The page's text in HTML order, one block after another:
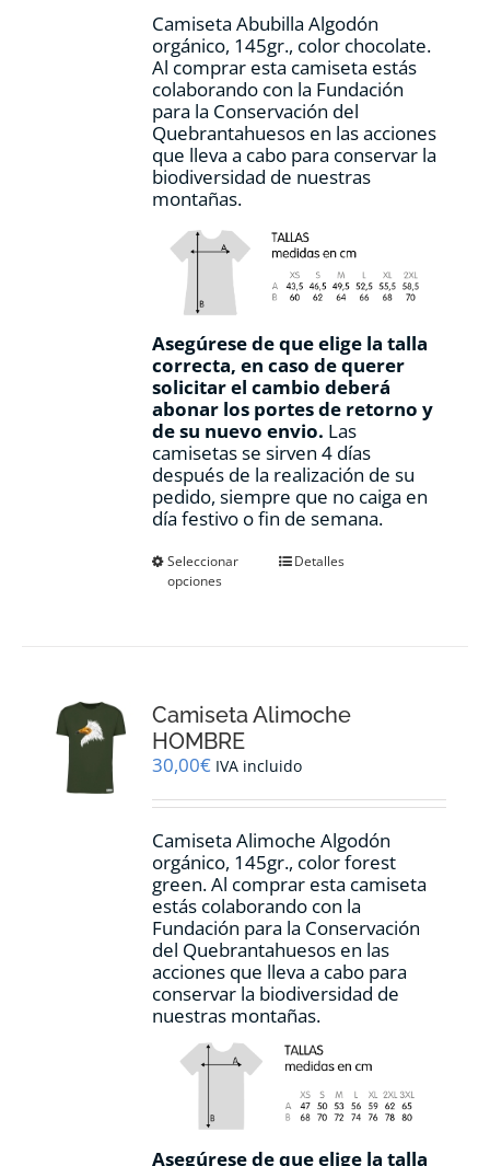
página
de
producto
Camiseta Abubilla Algodón
orgánico, 145gr., color chocolate.
Al comprar esta camiseta estás
colaborando con la Fundación
para la Conservación del
Quebrantahuesos en las acciones
que lleva a cabo para conservar la
biodiversidad de nuestras
montañas.
Asegúrese de que elige la talla
correcta, en caso de querer
solicitar el cambio deberá
abonar los portes de retorno y
de su nuevo envio. Las
camisetas se sirven 4 días
después de la realización de su
pedido, siempre que no caiga en
día festivo o fin de semana.
Seleccionar
opciones
Este
se
elegir
la
de
producto
Detalles
Camiseta Alimoche
HOMBRE
30,00€ IVA incluido
Camiseta Alimoche Algodón
orgánico, 145gr., color forest
green. Al comprar esta camiseta
estás colaborando con la
Fundación para la Conservación
del Quebrantahuesos en las
acciones que lleva a cabo para
conservar la biodiversidad de
nuestras montañas.
Asegúrese de que elige la talla